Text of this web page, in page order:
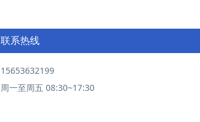
联系热线
15653632199
周一至周五 08:30~17:30